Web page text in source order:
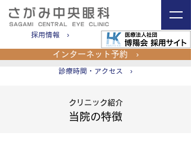
採用情報 ›
インターネット予約 ›
診療時間・アクセス ›
クリニック紹介
当院の特徴